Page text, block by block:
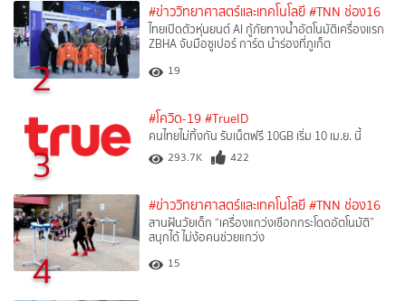
2
#ข่าววิทยาศาสตร์และเทคโนโลยี #TNN ช่อง16
ไทยเปิดตัวหุ่นยนต์ AI กู้ภัยทางน้ำอัตโนมัติเครื่องแรก
ZBHA จับมือซูเปอร์ การ์ด นำร่องที่ภูเก็ต
19
3
#โควิด-19 #TrueID
คนไทยไม่ทิ้งกัน รับเน็ตฟรี 10GB เริ่ม 10 เม.ย. นี้
293.7K 422
4
#ข่าววิทยาศาสตร์และเทคโนโลยี #TNN ช่อง16
สานฝันวัยเด็ก “เครื่องแกว่งเชือกกระโดดอัตโนมัติ”
สนุกได้ ไม่ง้อคนช่วยแกว่ง
15